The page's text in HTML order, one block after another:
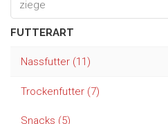
FUTTERART
Nassfutter (11)
Trockenfutter (7)
Snacks (5)